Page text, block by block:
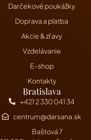
Darčekové poukážky
Doprava a platba
Akcie & zľavy
Vzdelávanie
E-shop
Kontakty
Bratislava
+421 2 330 041 34
centrum@darsana.sk
Baštová 7